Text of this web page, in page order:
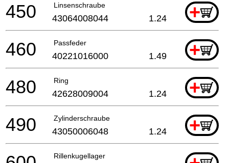
Linsenschraube +
450 43064008044 1.24
Passfeder +
460 40221016000 1.49
Ring +
480 42628009004 1.24
Zylinderschraube +
490 43050006048 1.24
Rillenkugellager